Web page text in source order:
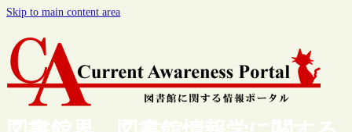
Skip to main content area